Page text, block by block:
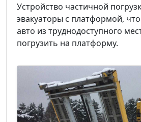
Устройство частичной
эвакуаторы с платформой,
авто из труднодоступного
погрузить на платформу.